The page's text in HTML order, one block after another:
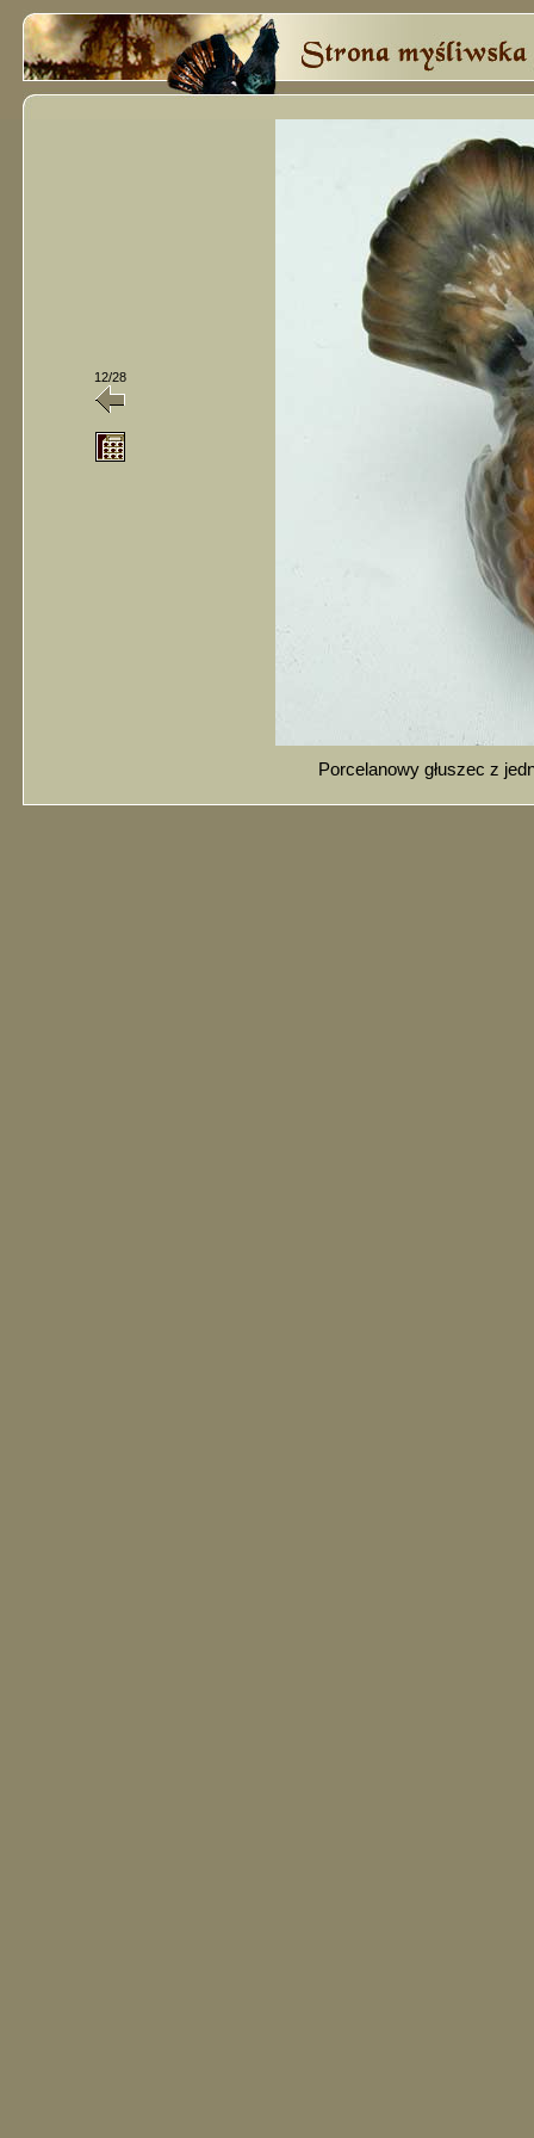
12/28
Porcelanowy głuszec z